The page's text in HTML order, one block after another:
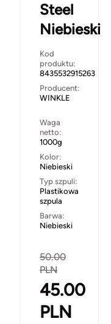
Steel
Niebieski
Kod
produktu:
8435532915263
Producent:
WINKLE
Waga
netto:
1000g
Kolor:
Niebieski
Typ szpuli:
Plastikowa
szpula
Barwa:
Niebieski
50.00
PLN
45.00
PLN